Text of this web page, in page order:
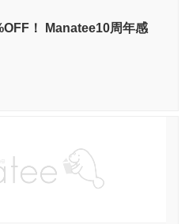
！ Manatee10周年感